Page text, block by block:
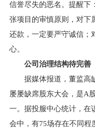
信誉尽失的恶名。提醒下
张项目的审慎原则，对下
还款，一定要严守诚信；
心。
公司治理结构待完
据媒体报道，董监高缺
屡屡缺席股东大会，是A
一。据投服中心统计，在
会中，有75场存在不同程